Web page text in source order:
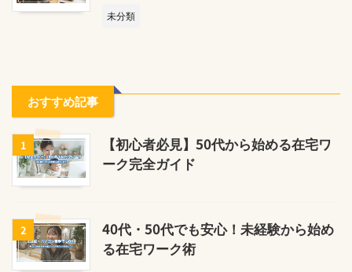
未分類
おすすめ記事
1
【初心者必見】50代から始める在宅ワ
ーク完全ガイド
2
40代・50代でも安心！未経験から始め
る在宅ワーク術